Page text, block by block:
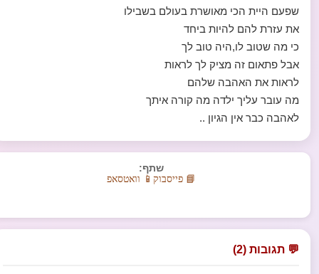
שפעם היית הכי מאושרת בעולם בשבילו
את עזרת להם להיות ביחד
כי מה שטוב לו,היה טוב לך
אבל פתאום זה מציק לך לראות
לראות את האהבה שלהם
מה עובר עליך ילדה מה קורה איתך
לאהבה כבר אין הגיון ..
שתף:
📘 פייסבוק 📱 וואטסאפ
💬 תגובות (2)